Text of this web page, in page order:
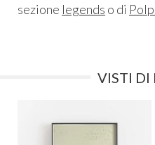
sezione legends o di
VISTI DI